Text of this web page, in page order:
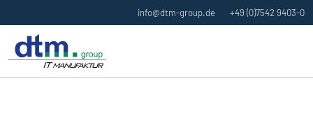
info@dtm-group.de +49 (0)7542 9403-0